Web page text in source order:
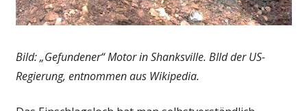
Bild: „Gefundener“ Motor in Shanksville. BIld der US-
Regierung, entnommen aus Wikipedia.